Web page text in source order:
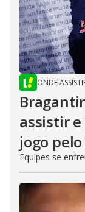
ONDE
assistir e
jogo
Equipes se